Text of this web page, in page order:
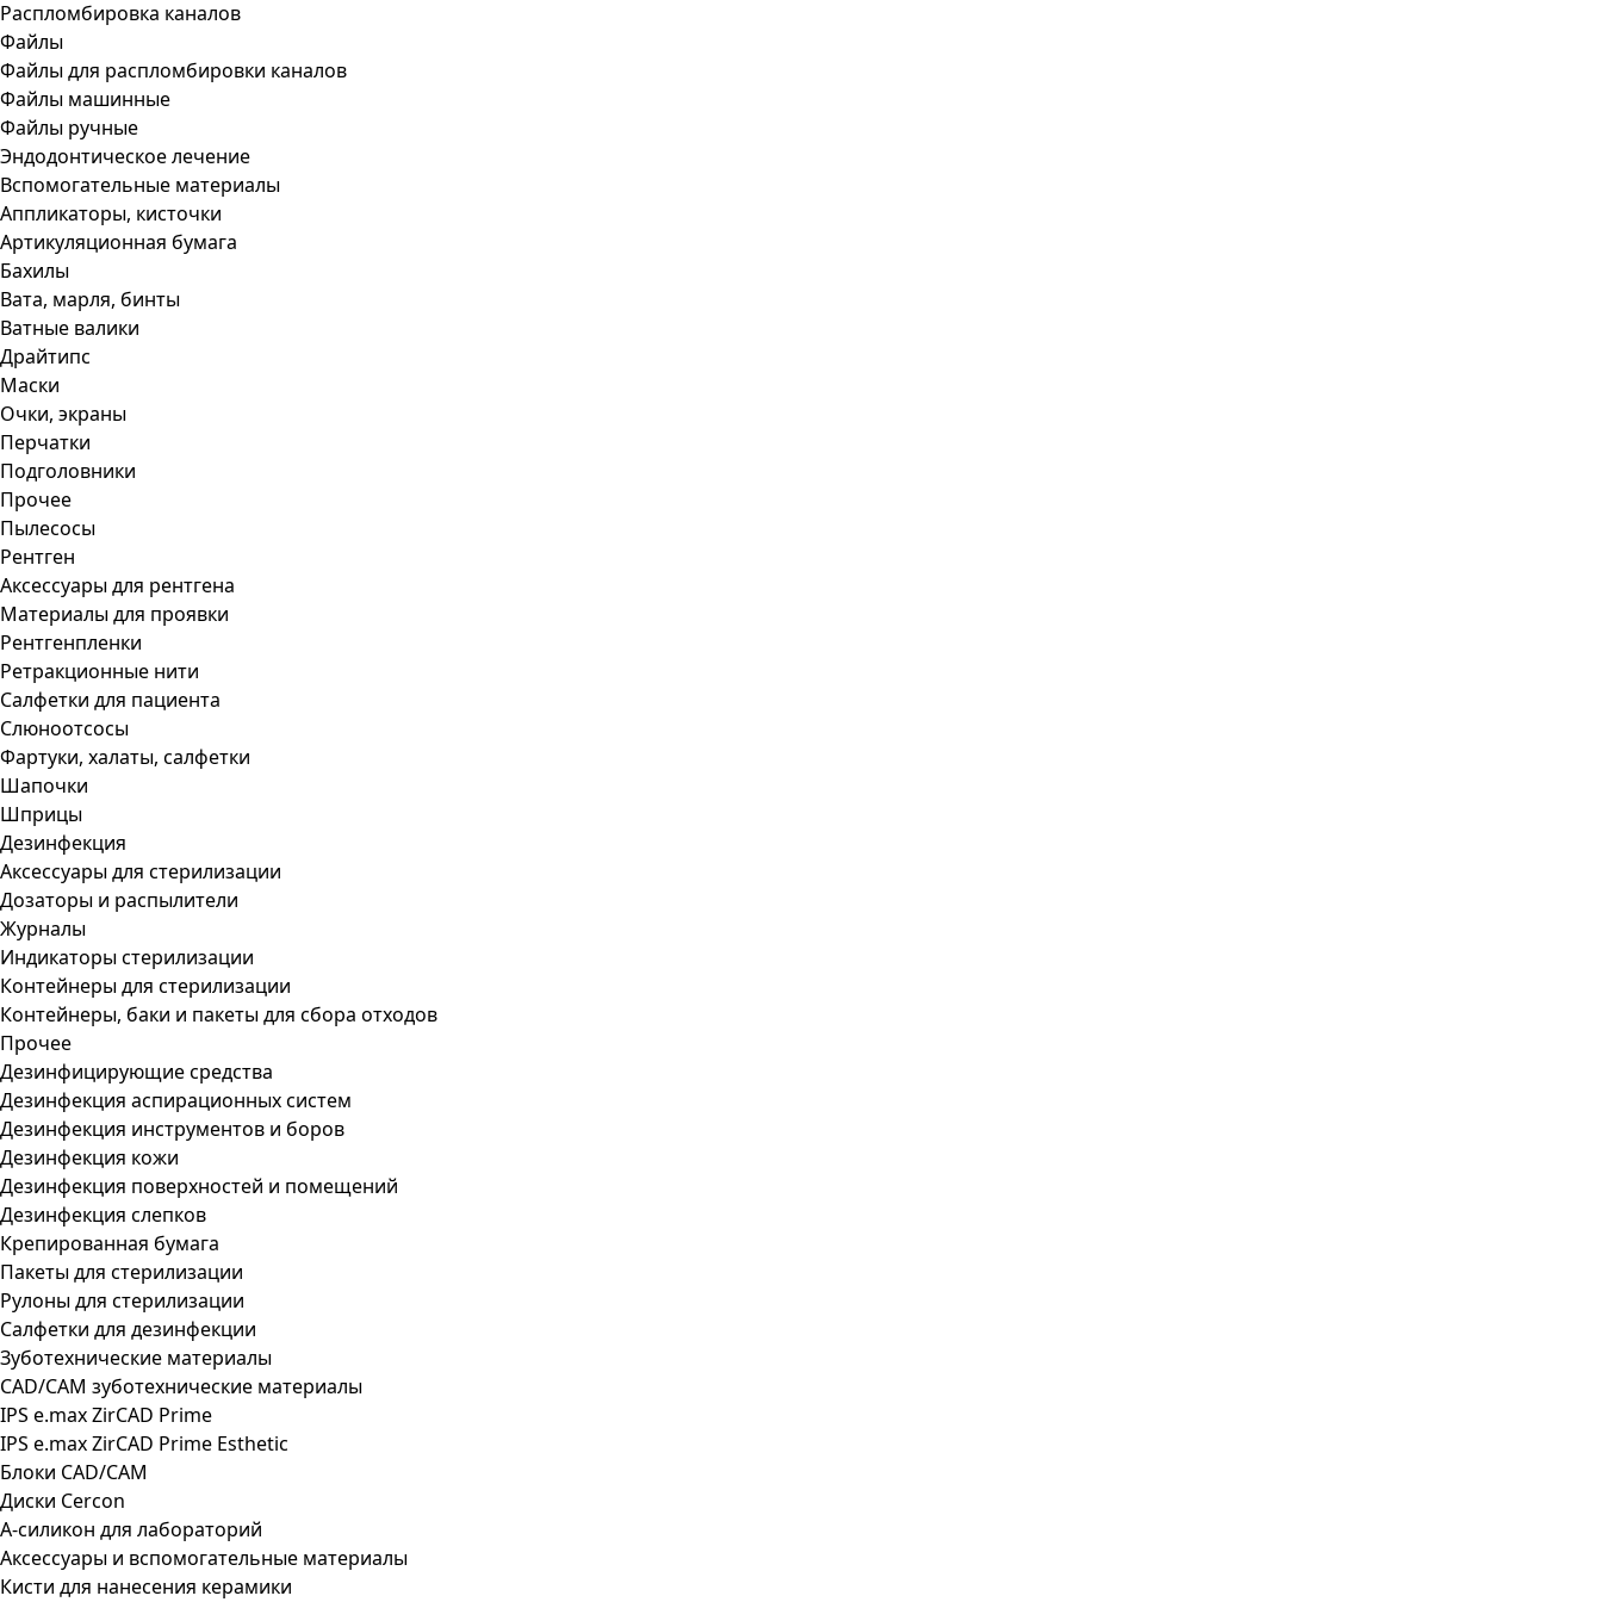
Распломбировка каналов
Файлы
Файлы для распломбировки каналов
Файлы машинные
Файлы ручные
Эндодонтическое лечение
Вспомогательные материалы
Аппликаторы, кисточки
Артикуляционная бумага
Бахилы
Вата, марля, бинты
Ватные валики
Драйтипс
Маски
Очки, экраны
Перчатки
Подголовники
Прочее
Пылесосы
Рентген
Аксессуары для рентгена
Материалы для проявки
Рентгенпленки
Ретракционные нити
Салфетки для пациента
Слюноотсосы
Фартуки, халаты, салфетки
Шапочки
Шприцы
Дезинфекция
Аксессуары для стерилизации
Дозаторы и распылители
Журналы
Индикаторы стерилизации
Контейнеры для стерилизации
Контейнеры, баки и пакеты для сбора отходов
Прочее
Дезинфицирующие средства
Дезинфекция аспирационных систем
Дезинфекция инструментов и боров
Дезинфекция кожи
Дезинфекция поверхностей и помещений
Дезинфекция слепков
Крепированная бумага
Пакеты для стерилизации
Рулоны для стерилизации
Салфетки для дезинфекции
Зуботехнические материалы
CAD/CAM зуботехнические материалы
IPS e.max ZirCAD Prime
IPS e.max ZirCAD Prime Esthetic
Блоки CAD/CAM
Диски Cercon
А-силикон для лабораторий
Аксессуары и вспомогательные материалы
Кисти для нанесения керамики